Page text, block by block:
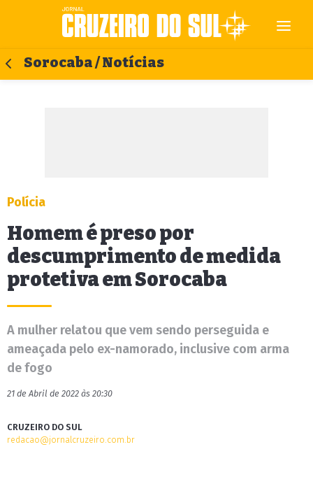
Sorocaba / Notícias
Polícia
Homem é preso por
descumprimento de medida
protetiva em Sorocaba
A mulher relatou que vem sendo perseguida e
ameaçada pelo ex-namorado, inclusive com arma
de fogo
21 de Abril de 2022 às 20:30
CRUZEIRO DO SUL
redacao@jornalcruzeiro.com.br